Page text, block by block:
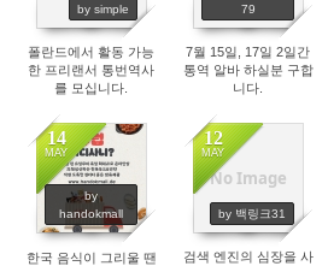
by simple
폴란드에서 활동 가능
한 프리랜서 통번역사
를 모십니다.
79
7월 15일, 17일 2일간
통역 알바 하실분 구합
니다.
14
MAY
by
handokmall
1462
한국 음식이 그리울 땐
No Image
12
MAY
by 백링크31
1767
검색 엔진의 심장을 사